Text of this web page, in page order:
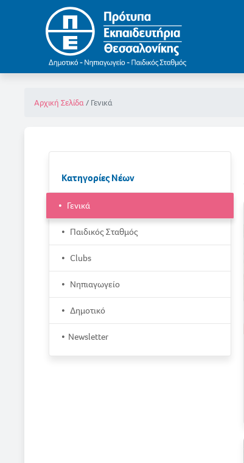
Αρχική Σελίδα Γενικά
Κατηγορίες Νέων
Γενικά
Παιδικός Σταθμός
Clubs
Νηπιαγωγείο
Δημοτικό
Newsletter